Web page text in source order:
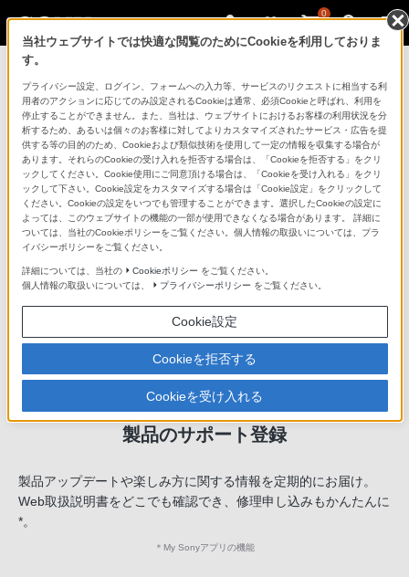
0
「できたらいいな」も
「安心」も
製品のサポート登録
製品アップデートや楽しみ方に関する情報を定期的にお届け。
Web取扱説明書をどこでも確認でき、修理申し込みもかんたんに
*。
＊ My Sonyアプリの機能
当社ウェブサイトでは快適な閲覧のためにCookieを利用しておりま
す。
プライバシー設定、ログイン、フォームへの入力等、サービスのリクエストに相当する利
用者のアクションに応じてのみ設定されるCookieは通常、必須Cookieと呼ばれ、利用を
停止することができません。また、当社は、ウェブサイトにおけるお客様の利用状況を分
析するため、あるいは個々のお客様に対してよりカスタマイズされたサービス・広告を提
供する等の目的のため、Cookieおよび類似技術を使用して一定の情報を収集する場合が
あります。それらのCookieの受け入れを拒否する場合は、「Cookieを拒否する」をクリ
ックしてください。Cookie使用にご同意頂ける場合は、「Cookieを受け入れる」をクリ
ックして下さい。Cookie設定をカスタマイズする場合は「Cookie設定」をクリックして
ください。Cookieの設定をいつでも管理することができます。選択したCookieの設定に
よっては、このウェブサイトの機能の一部が使用できなくなる場合があります。 詳細に
ついては、当社のCookieポリシーをご覧ください。個人情報の取扱いについては、プラ
イバシーポリシーをご覧ください。
詳細については、当社の Cookieポリシー をご覧ください。
個人情報の取扱いについては、
プライバシーポリシー をご覧ください。
Cookie設定
Cookieを拒否する
Cookieを受け入れる